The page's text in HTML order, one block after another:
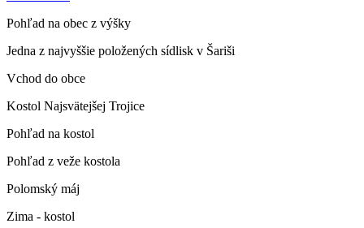
Pohľad na obec z výšky
Jedna z najvyššie položených sídlisk v Šariši
Vchod do obce
Kostol Najsvätejšej Trojice
Pohľad na kostol
Pohľad z veže kostola
Polomský máj
Zima - kostol